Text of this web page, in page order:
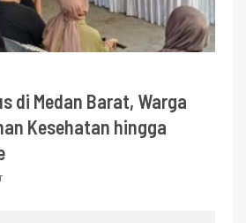
di Medan Barat, Warga
Kesehatan hingga